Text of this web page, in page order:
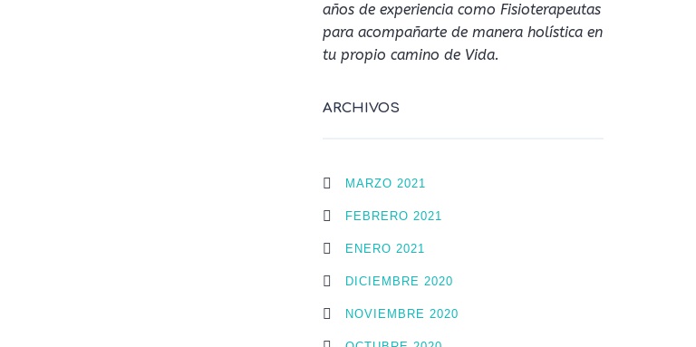
años de experiencia como Fisioterapeutas
para acompañarte de manera holística en
tu propio camino de Vida.
ARCHIVOS
MARZO 2021
FEBRERO 2021
ENERO 2021
DICIEMBRE 2020
NOVIEMBRE 2020